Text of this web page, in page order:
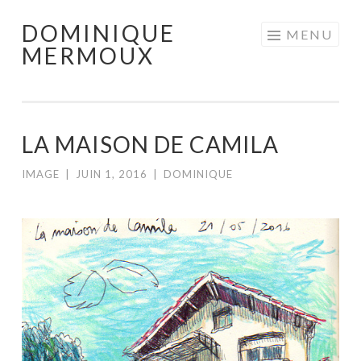
Aller
au
DOMINIQUE
MERMOUX
MENU
LA MAISON DE CAMILA
IMAGE JUIN 1, 2016 DOMINIQUE